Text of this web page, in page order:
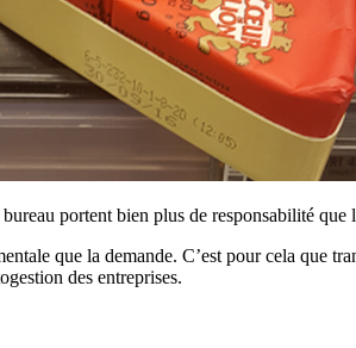
portent bien plus de responsabilité que
que la demande. C’est pour cela que
des entreprises.